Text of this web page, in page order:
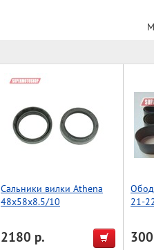
Сальники вилки Athena
48x58x8.5/10
2180 р.
21-